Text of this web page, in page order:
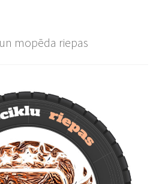
mopēda riepas